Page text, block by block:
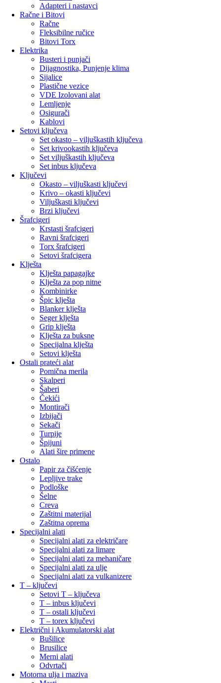
Adapteri i nastavci
Račne i Bitovi
Račne
Fleksibilne ručice
Bitovi Torx
Elektrika
Busteri i punjači
Dijagnostika, Punjenje klima
Sijalice
Plastične vezice
VDE Izolovani alat
Lemljenje
Osigurači
Kablovi
Setovi ključeva
Set okasto – viljuškastih ključeva
Set krivookastih ključeva
Set viljuškastih ključeva
Set inbus ključeva
Ključevi
Okasto – viljuškasti ključevi
Krivo – okasti ključevi
Viljuškasti ključevi
Brzi ključevi
Šrafcigeri
Krstasti šrafcigeri
Ravni šrafcigeri
Torx šrafcigeri
Setovi šrafcigera
Klješta
Klješta papagajke
Klješta za pop nitne
Kombinirke
Špic klješta
Blanker klješta
Seger klješta
Grip klješta
Klješta za buksne
Specijalna klješta
Setovi klješta
Ostali prateći alat
Pomična merila
Skalperi
Šaberi
Čekići
Montirači
Izbijači
Sekači
Turpije
Špijuni
Alati šire primene
Ostalo
Papir za čišćenje
Lepljive trake
Podloške
Šelne
Creva
Zaštitni materijal
Zaštitna oprema
Specijalni alati
Specijalni alati za električare
Specijalni alati za limare
Specijalni alati za mehaničare
Specijalni alati za ulje
Specijalni alati za vulkanizere
T – ključevi
Setovi T – ključeva
T – inbus ključevi
T – ostali ključevi
T – torex ključevi
Električni i Akumulatorski alat
Bušilice
Brusilice
Merni alati
Odvrtači
Motorna ulja i maziva